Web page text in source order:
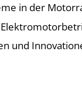
in der
und